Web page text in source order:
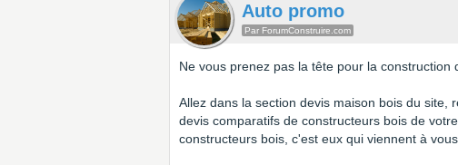
Auto promo
Par ForumConstruire.com
Ne vous prenez pas la tête pour la construction
Allez dans la section devis maison bois du site,
devis comparatifs de constructeurs bois de
constructeurs bois, c'est eux qui viennent à vous